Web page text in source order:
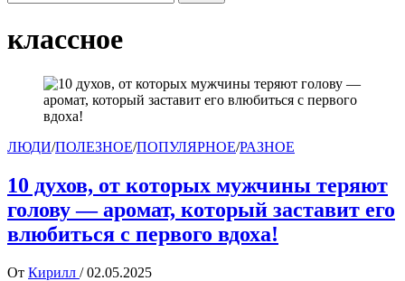
классное
ЛЮДИ/ПОЛЕЗНОЕ/ПОПУЛЯРНОЕ/РАЗНОЕ
10 духов, от которых мужчины теряют
голову — аромат, который заставит его
влюбиться с первого вдоха!
От Кирилл / 02.05.2025